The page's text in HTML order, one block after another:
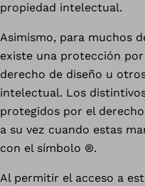
propiedad intelectual.
Asimismo, para muchos
existe una protección
derecho de diseño u
intelectual. Los
protegidos por el
a su vez cuando estas
con el símbolo ®.
Al permitir el acceso a